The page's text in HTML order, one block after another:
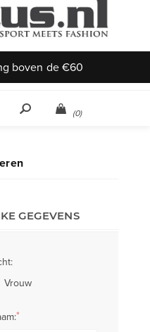
boven de €60
(0)
GEGEVENS
Vrouw
*